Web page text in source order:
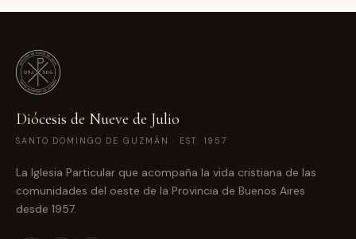
Diócesis de Nueve de Julio
SANTO DOMINGO DE GUZMÁN · EST. 1957
La Iglesia Particular que acompaña la vida cristiana de las
comunidades del oeste de la Provincia de Buenos Aires
desde 1957.